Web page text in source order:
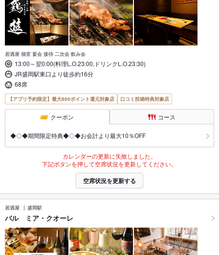
居酒屋 個室 宴会 接待 二次会 飲み会
13:00～翌0:00(料理L.O.23:00,ドリンクL.O.23:30)
JR盛岡駅東口より徒歩約16分
68席
【アプリ予約限定】最大800ポイント還元対象店 口コミ投稿特典対象店
クーポン コース
◆◇◆期間限定特典◆◇◆お会計より最大10％OFF
カレンダーの更新に失敗しました。
下記ボタンを押して空席状況を更新してください。
空席状況を更新する
居酒屋 盛岡駅
バル ミア・クオーレ